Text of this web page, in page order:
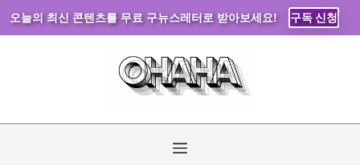
오늘의 최신 콘텐츠를 무료 구뉴스레터로 받아보세요! 구독 신청
Menu